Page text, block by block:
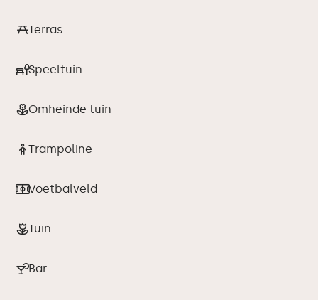
Terras
Speeltuin
Omheinde tuin
Trampoline
Voetbalveld
Tuin
Bar